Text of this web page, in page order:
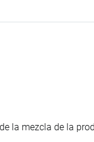
la mezcla de la